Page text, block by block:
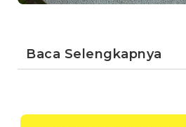
Baca Selengkapnya